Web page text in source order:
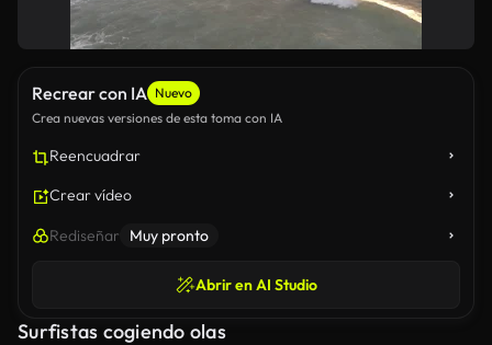
Recrear con IA Nuevo
Crea nuevas versiones de esta toma con IA
Reencuadrar
Crear vídeo
Rediseñar Muy pronto
Abrir en AI Studio
Surfistas cogiendo olas